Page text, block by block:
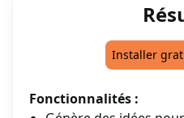
Installer
Fonctionnalités :